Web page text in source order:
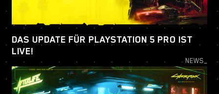
DAS UPDATE FÜR PLAYSTATION 5 PRO IST
LIVE!
NEWS_